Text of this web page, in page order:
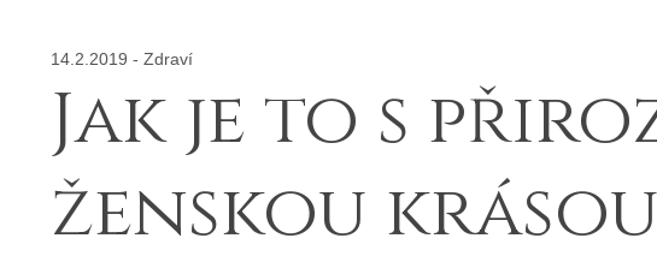
14.2.2019 - Zdraví
Jak je to s
ženskou krásou